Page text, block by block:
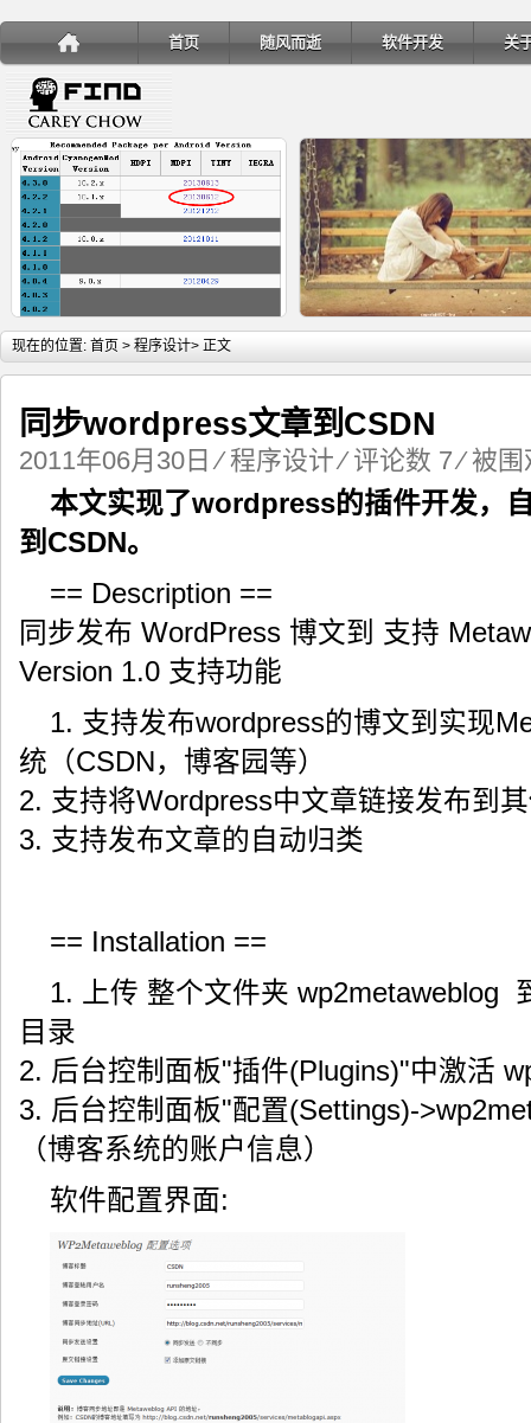
首页 随风而逝 软件开发 关
详细内容
手机安装账户同步服务 Ubuntu 制作一键安装盘（四
现在的位置: 首页 > 程序设计> 正文
同步wordpress文章到CSDN
2011年06月30日 ⁄程序设计 ⁄评论数 7⁄ 被
本文实现了wordpress的插件开发，
到CSDN。
== Description ==
同步发布 WordPress 博文到 支持
Version 1.0 支持功能
1. 支持发布wordpress的博文到实现
统（CSDN，博客园等）
2. 支持将Wordpress中文章链接发布到
3. 支持发布文章的自动归类
== Installation ==
1. 上传 整个文件夹 wp2metaweblog
目录
2. 后台控制面板"插件(Plugins)"中激活
3. 后台控制面板"配置(Settings)-
（博客系统的账户信息）
软件配置界面: